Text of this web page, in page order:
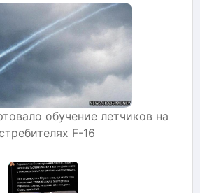
обучение летчиков на
F-16